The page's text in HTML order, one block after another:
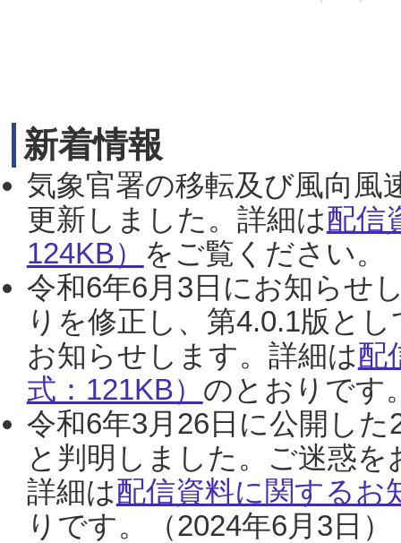
新着情報
気象官署の移転及び風向風
更新しました。詳細は配信
124KB） をご覧ください。
令和6年6月3日にお知らせ
りを修正し、第4.0.1版と
お知らせします。詳細は配
式：121KB） のとおりです
令和6年3月26日に公開し
と判明しました。ご迷惑
詳細は配信資料に関するお
りです。（2024年6月3日）